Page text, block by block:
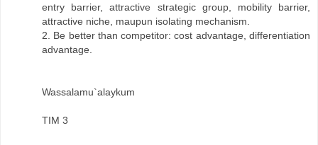
entry barrier, attractive strategic group, mobility barrier,
attractive niche, maupun isolating mechanism.
2. Be better than competitor: cost advantage, differentiation
advantage.
Wassalamu`alaykum
TIM 3